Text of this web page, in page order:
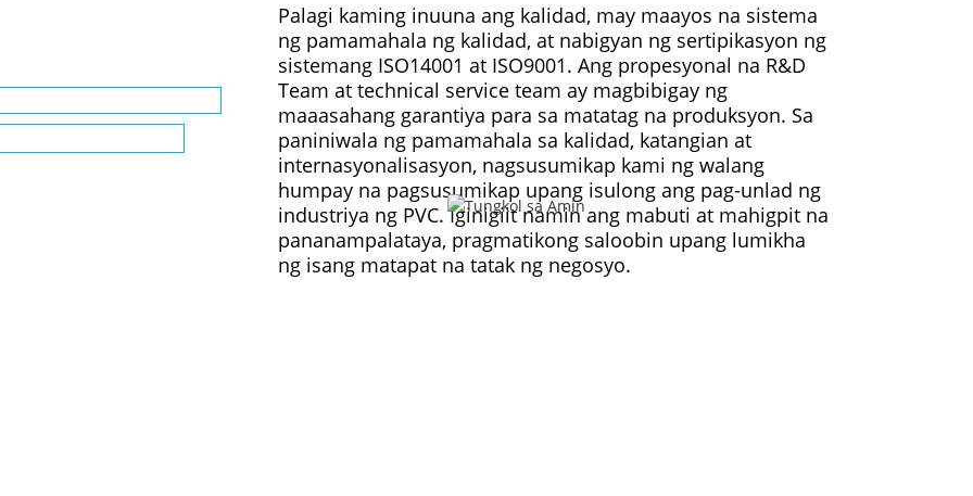
Palagi kaming inuuna ang kalidad, may maayos na sistema
ng pamamahala ng kalidad, at nabigyan ng sertipikasyon ng
sistemang ISO14001 at ISO9001. Ang propesyonal na R&D
Team at technical service team ay magbibigay ng
maaasahang garantiya para sa matatag na produksyon. Sa
paniniwala ng pamamahala sa kalidad, katangian at
internasyonalisasyon, nagsusumikap kami ng walang
humpay na pagsusumikap upang isulong ang pag-unlad ng
industriya ng PVC. Iginigiit namin ang mabuti at mahigpit na
pananampalataya, pragmatikong saloobin upang lumikha
ng isang matapat na tatak ng negosyo.